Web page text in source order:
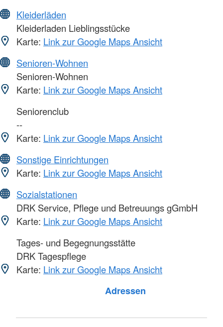
Kleiderläden
Kleiderladen Lieblingsstücke
Karte: Link zur Google Maps Ansicht
Senioren-Wohnen
Senioren-Wohnen
Karte: Link zur Google Maps Ansicht
Seniorenclub
--
Karte: Link zur Google Maps Ansicht
Sonstige Einrichtungen
Karte: Link zur Google Maps Ansicht
Sozialstationen
DRK Service, Pflege und Betreuungs gGmbH
Karte: Link zur Google Maps Ansicht
Tages- und Begegnungsstätte
DRK Tagespflege
Karte: Link zur Google Maps Ansicht
Adressen